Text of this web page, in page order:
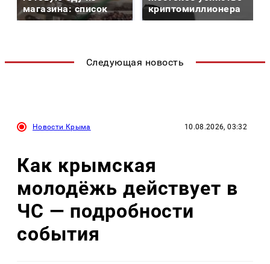
магазина: список
криптомиллионера
Следующая новость
Новости Крыма 10.08.2026, 03:32
Как крымская
молодёжь действует в
ЧС — подробности
события